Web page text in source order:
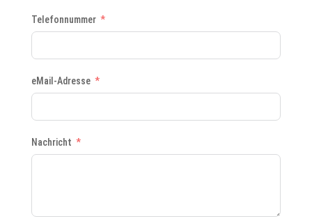
Telefonnummer
eMail-Adresse
Nachricht